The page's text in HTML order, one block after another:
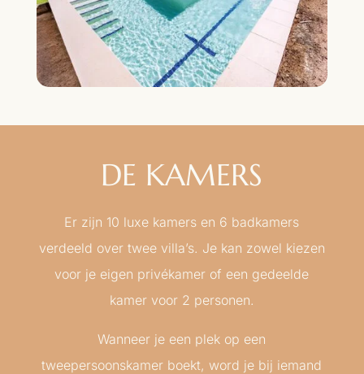
DE KAMERS
Er zijn 10 luxe kamers en 6 badkamers
verdeeld over twee villa’s. Je kan zowel kiezen
voor je eigen privékamer of een gedeelde
kamer voor 2 personen.
Wanneer je een plek op een
tweepersoonskamer boekt, word je bij iemand